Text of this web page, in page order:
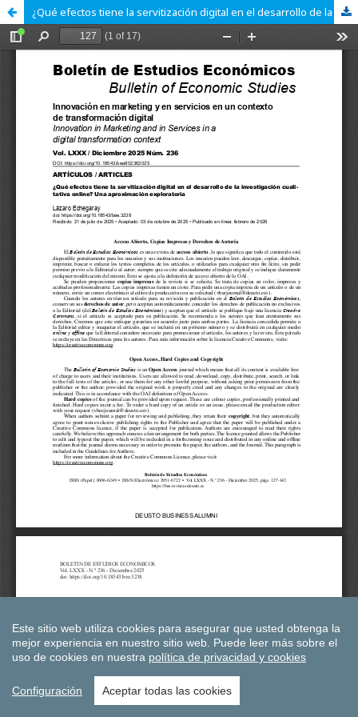
¿Qué efectos tiene la servitización digital en el desarrollo de la investigación cualitativa online? Una aproximación exploratoria
Este sitio web utiliza cookies para asegurar que usted obtenga la
mejor experiencia en nuestro sitio web. Puede leer más sobre el
uso de cookies en nuestra política de privacidad y cookies
Configuración Aceptar todas las cookies